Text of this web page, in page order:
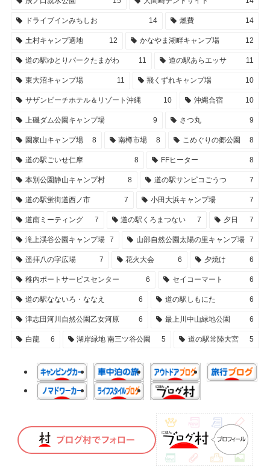
ドライブインみちしお 14 燃費 14
土村キャンプ適地 12 かなやま湖畔キャンプ場 12
道の駅ゆとりパークたまがわ 11 道の駅あらエッサ 11
東大沼キャンプ場 11 飛くずれキャンプ場 10
サザンビーチホテル＆リゾート沖縄 10 沖縄合宿 10
上磯ダム公園キャンプ場 9 さつ丸 9
園家山キャンプ場 8 南樽市場 8 こめぐりの郷公園 8
道の駅ごいせ仁摩 8 FFヒーター 8
本別公園静山キャンプ村 8 道の駅サンピコごうつ 7
道の駅蛍街道西ノ市 7 小田大浜キャンプ場 7
道南ミーティング 7 道の駅くろまつない 7 夕日 7
滝上渓谷公園キャンプ場 7 山部自然公園太陽の里キャンプ場 7
遥拝八の字広場 7 花火大会 6 夕焼け 6
稚内ポートサービスセンター 6 セイコーマート 6
道の駅なないろ・ななえ 6 道の駅しもにた 6
津志田河川自然公園乙女河原 6 最上川中山緑地公園 6
白龍 6 湖岸緑地 南三ツ谷公園 5 道の駅常陸大宮 5